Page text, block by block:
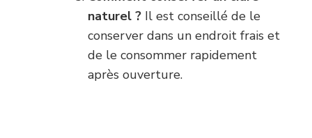
naturel ? Il est conseillé de le
conserver dans un endroit frais et
de le consommer rapidement
après ouverture.